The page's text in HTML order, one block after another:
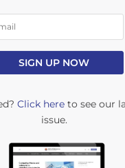
by
Falak MedinaReading Time:
49/2021 号修正）
SIGN UP NOW
Click hereto see our
issue.